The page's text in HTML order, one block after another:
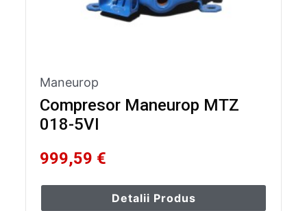
Maneurop
Compresor Maneurop MTZ
018-5VI
999,59 €
Detalii Produs